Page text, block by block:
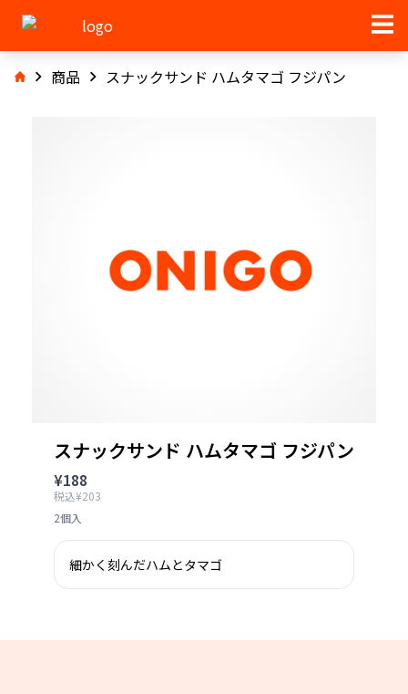
商品 スナックサンド ハムタマゴ フジパン
スナックサンド ハムタマゴ フジパン
¥188
税込¥203
2個入
細かく刻んだハムとタマゴ